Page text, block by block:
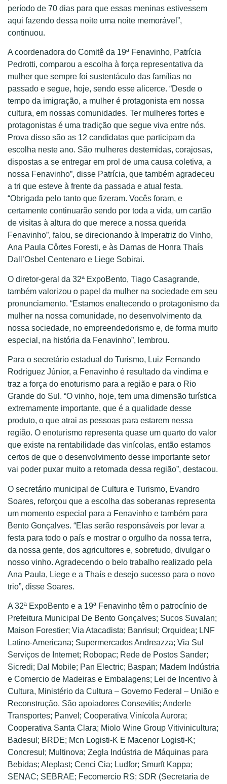
período de 70 dias para que essas meninas estivessem
aqui fazendo dessa noite uma noite memorável”,
continuou.
A coordenadora do Comitê da 19ª Fenavinho, Patrícia
Pedrotti, comparou a escolha à força representativa da
mulher que sempre foi sustentáculo das famílias no
passado e segue, hoje, sendo esse alicerce. “Desde o
tempo da imigração, a mulher é protagonista em nossa
cultura, em nossas comunidades. Ter mulheres fortes e
protagonistas é uma tradição que segue viva entre nós.
Prova disso são as 12 candidatas que participam da
escolha neste ano. São mulheres destemidas, corajosas,
dispostas a se entregar em prol de uma causa coletiva, a
nossa Fenavinho”, disse Patrícia, que também agradeceu
a tri que esteve à frente da passada e atual festa.
“Obrigada pelo tanto que fizeram. Vocês foram, e
certamente continuarão sendo por toda a vida, um cartão
de visitas à altura do que merece a nossa querida
Fenavinho”, falou, se direcionando à Imperatriz do Vinho,
Ana Paula Côrtes Foresti, e às Damas de Honra Thaís
Dall’Osbel Centenaro e Liege Sobirai.
O diretor-geral da 32ª ExpoBento, Tiago Casagrande,
também valorizou o papel da mulher na sociedade em seu
pronunciamento. “Estamos enaltecendo o protagonismo da
mulher na nossa comunidade, no desenvolvimento da
nossa sociedade, no empreendedorismo e, de forma muito
especial, na história da Fenavinho”, lembrou.
Para o secretário estadual do Turismo, Luiz Fernando
Rodriguez Júnior, a Fenavinho é resultado da vindima e
traz a força do enoturismo para a região e para o Rio
Grande do Sul. “O vinho, hoje, tem uma dimensão turística
extremamente importante, que é a qualidade desse
produto, o que atrai as pessoas para estarem nessa
região. O enoturismo representa quase um quarto do valor
que existe na rentabilidade das vinícolas, então estamos
certos de que o desenvolvimento desse importante setor
vai poder puxar muito a retomada dessa região”, destacou.
O secretário municipal de Cultura e Turismo, Evandro
Soares, reforçou que a escolha das soberanas representa
um momento especial para a Fenavinho e também para
Bento Gonçalves. “Elas serão responsáveis por levar a
festa para todo o país e mostrar o orgulho da nossa terra,
da nossa gente, dos agricultores e, sobretudo, divulgar o
nosso vinho. Agradecendo o belo trabalho realizado pela
Ana Paula, Liege e a Thaís e desejo sucesso para o novo
trio”, disse Soares.
A 32ª ExpoBento e a 19ª Fenavinho têm o patrocínio de
Prefeitura Municipal De Bento Gonçalves; Sucos Suvalan;
Maison Forestier; Via Atacadista; Banrisul; Orquidea; LNF
Latino-Americana; Supermercados Andreazza; Via Sul
Serviços de Internet; Robopac; Rede de Postos Sander;
Sicredi; Dal Mobile; Pan Electric; Baspan; Madem Indústria
e Comercio de Madeiras e Embalagens; Lei de Incentivo à
Cultura, Ministério da Cultura – Governo Federal – União e
Reconstrução. São apoiadores Consevitis; Anderle
Transportes; Panvel; Cooperativa Vinícola Aurora;
Cooperativa Santa Clara; Miolo Wine Group Vitivinicultura;
Badesul; BRDE; Mcn Logisti-K E Macenor Logisti-K;
Concresul; Multinova; Zegla Indústria de Máquinas para
Bebidas; Aleplast; Cenci Cia; Ludfor; Smurft Kappa;
SENAC; SEBRAE; Fecomercio RS; SDR (Secretaria de